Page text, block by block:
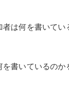
は何を書いて
書いているのか